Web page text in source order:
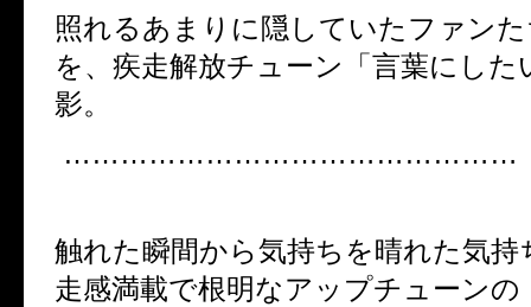
照れるあまりに隠していたファン
を、疾走解放チューン「言葉にした
影。
…………………………………………
触れた瞬間から気持ちを晴れた気持
走感満載で根明なアップチューンの